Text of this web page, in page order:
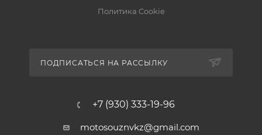
Политика Cookie
ПОДПИСАТЬСЯ НА РАССЫЛКУ
+7 (930) 333-19-96
motosouznvkz@gmail.com